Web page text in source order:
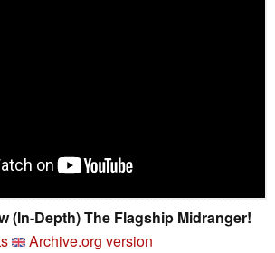
(In-Depth) The Flagship Midranger!
Archive.org version